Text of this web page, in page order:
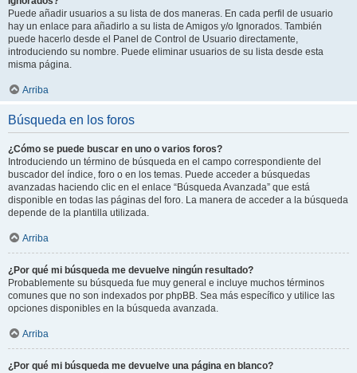
Puede añadir usuarios a su lista de dos maneras. En cada perfil de usuario
hay un enlace para añadirlo a su lista de Amigos y/o Ignorados. También
puede hacerlo desde el Panel de Control de Usuario directamente,
introduciendo su nombre. Puede eliminar usuarios de su lista desde esta
misma página.
Arriba
Búsqueda en los foros
¿Cómo se puede buscar en uno o varios foros?
Introduciendo un término de búsqueda en el campo correspondiente del
buscador del índice, foro o en los temas. Puede acceder a búsquedas
avanzadas haciendo clic en el enlace “Búsqueda Avanzada” que está
disponible en todas las páginas del foro. La manera de acceder a la búsqueda
depende de la plantilla utilizada.
Arriba
¿Por qué mi búsqueda me devuelve ningún resultado?
Probablemente su búsqueda fue muy general e incluye muchos términos
comunes que no son indexados por phpBB. Sea más específico y utilice las
opciones disponibles en la búsqueda avanzada.
Arriba
¿Por qué mi búsqueda me devuelve una página en blanco?